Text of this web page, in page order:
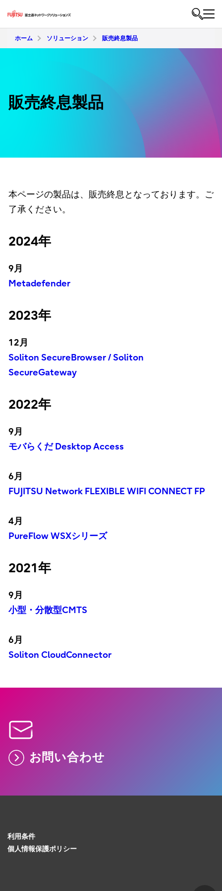
ホーム ソリューション 販売終息製品
販売終息製品
本ページの製品は、販売終息となっております。ご
了承ください。
2024年
9月
Metadefender
2023年
12月
Soliton SecureBrowser / Soliton
SecureGateway
2022年
9月
モバらくだ Desktop Access
6月
FUJITSU Network FLEXIBLE WIFI CONNECT FP
4月
PureFlow WSXシリーズ
2021年
9月
小型・分散型CMTS
6月
Soliton CloudConnector
お問い合わせ
利用条件
個人情報保護ポリシー